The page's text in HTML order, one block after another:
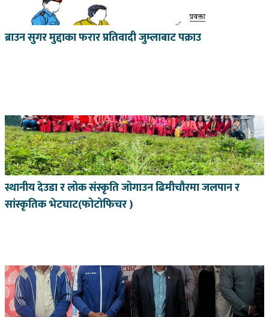
ब्राउन सुगर मुद्दाका फरार प्रतिवादी जुम्लाबाट पक्राउ
स्थानीय देउडा र लोक संस्कृति जोगाउन ढिमीचौरमा जलपान र
सांस्कृतिक भेटघाट(फोटोफिचर )